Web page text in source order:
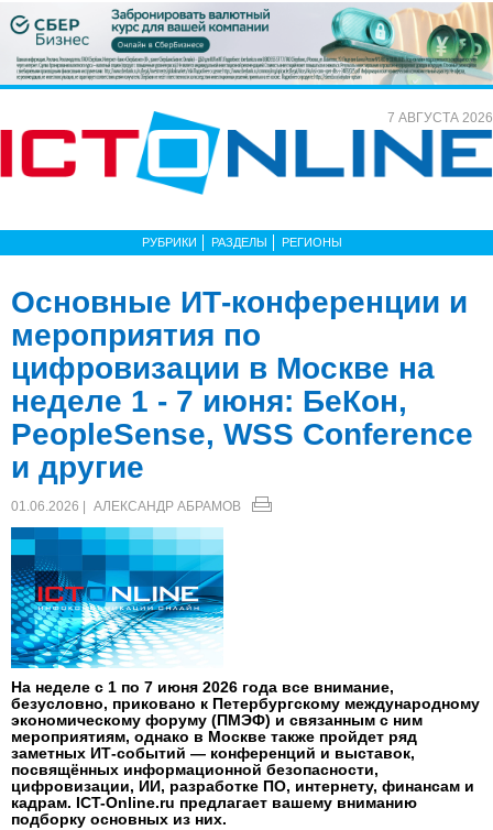
7 АВГУСТА 2026
РУБРИКИ РАЗДЕЛЫ РЕГИОНЫ
Основные ИТ-конференции и
мероприятия по
цифровизации в Москве на
неделе 1 - 7 июня: БеКон,
PeopleSense, WSS Conference
и другие
01.06.2026 | АЛЕКСАНДР АБРАМОВ
На неделе с 1 по 7 июня 2026 года все внимание,
безусловно, приковано к Петербургскому международному
экономическому форуму (ПМЭФ) и связанным с ним
мероприятиям, однако в Москве также пройдет ряд
заметных ИТ-событий — конференций и выставок,
посвящённых информационной безопасности,
цифровизации, ИИ, разработке ПО, интернету, финансам и
кадрам. ICT-Online.ru предлагает вашему вниманию
подборку основных из них.